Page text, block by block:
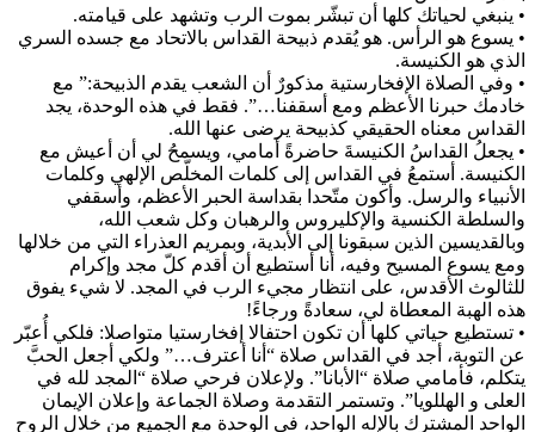
• ينبغي لحياتك كلها أن تبشّر بموت الرب وتشهد على قيامته.
• يسوع هو الرأس. هو يُقدم ذبيحة القداس بالاتحاد مع جسده السري
الذي هو الكنيسة.
• وفي الصلاة الإفخارستية مذكورٌ أن الشعب يقدم الذبيحة:” مع
خادمك حبرنا الأعظم ومع أسقفنا…”. فقط في هذه الوحدة، يجد
القداس معناه الحقيقي كذبيحة يرضى عنها الله.
• يجعلُ القداسُ الكنيسةَ حاضرةً أمامي، ويسمحُ لي أن أعيش مع
الكنيسة. أستمعُ في القداس إلى كلمات المخلّص الإلهي وكلمات
الأنبياء والرسل. وأكون متّحدا بقداسة الحبر الأعظم، وأسقفي
والسلطة الكنسية والإكليروس والرهبان وكل شعب الله،
وبالقديسين الذين سبقونا إلى الأبدية، وبمريم العذراء التي من خلالها
ومع يسوع المسيح وفيه، أنا أستطيع أن أقدم كلّ مجد وإكرام
للثالوث الأقدس، على انتظار مجيء الرب في المجد. لا شيء يفوق
هذه الهبة المعطاة لي، سعادةً ورجاءً!
• تستطيع حياتي كلها أن تكون احتفالا إفخارستيا متواصلا: فلكي أُعبّر
عن التوبة، أجد في القداس صلاة “أنا أعترف…” ولكي أجعل الحبَّ
يتكلم، فأمامي صلاة “الأبانا”. ولإعلان فرحي صلاة “المجد لله في
العلى و الهللويا”. وتستمر التقدمة وصلاة الجماعة وإعلان الإيمان
الواحد المشترك بالإله الواحد، في الوحدة مع الجميع من خلال الروح